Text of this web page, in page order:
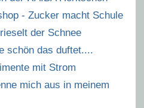
- Zucker macht Schule
der Schnee
schön das duftet....
mit Strom
mich aus in meinem